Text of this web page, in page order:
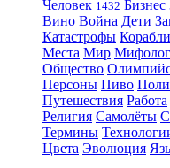
Человек 1432 Бизнес
Вино Война Дети
Катастрофы Корабли
Места Мир
Общество
Персоны Пиво
Путешествия Работа
Религия Самолёты
Термины
Цвета Эволюция